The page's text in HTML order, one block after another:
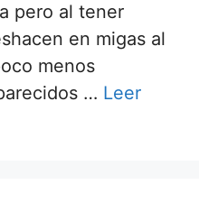
pero al tener
en migas al
menos
… Leer